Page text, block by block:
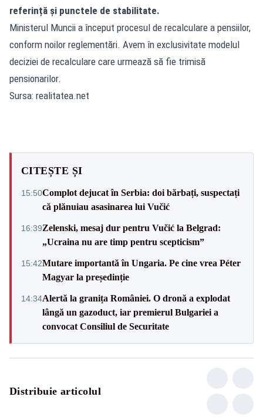
referință și punctele de stabilitate.
Ministerul Muncii a început procesul de recalculare a pensiilor,
conform noilor reglementări. Avem în exclusivitate modelul
deciziei de recalculare care urmează să fie trimisă
pensionarilor.
Sursa: realitatea.net
CITEȘTE ȘI
15:50Complot dejucat în Serbia: doi bărbați, suspectați
că plănuiau asasinarea lui Vučić
16:39Zelenski, mesaj dur pentru Vučić la Belgrad:
„Ucraina nu are timp pentru scepticism”
15:42Mutare importantă în Ungaria. Pe cine vrea Péter
Magyar la președinție
14:34Alertă la granița României. O dronă a explodat
lângă un gazoduct, iar premierul Bulgariei a
convocat Consiliul de Securitate
Distribuie articolul